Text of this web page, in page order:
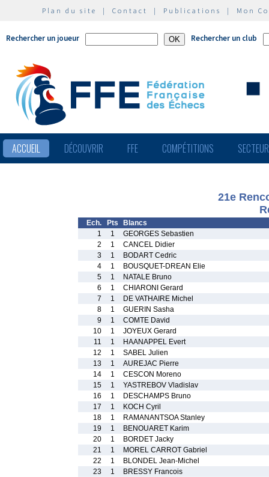
Plan du site | Contact | Publications | Mon
Rechercher un joueur Rechercher un club
ACCUEIL DÉCOUVRIR FFE COMPÉTITIONS
21e
Ech. Pts
Blancs
1
1
GEORGES Sebastien
2
1
CANCEL Didier
3
1
BODART Cedric
4
1
BOUSQUET-DREAN Elie
5
1
NATALE Bruno
6
1
CHIARONI Gerard
7
1
DE VATHAIRE Michel
8
1
GUERIN Sasha
9
1
COMTE David
10
1
JOYEUX Gerard
11
1
HAANAPPEL Evert
12
1
SABEL Julien
13
1
AUREJAC Pierre
14
1
CESCON Moreno
15
1
YASTREBOV Vladislav
16
1
DESCHAMPS Bruno
17
1
KOCH Cyril
18
1
RAMANANTSOA Stanley
19
1
BENOUARET Karim
20
1
BORDET Jacky
21
1
MOREL CARROT Gabriel
22
1
BLONDEL Jean-Michel
23
1
BRESSY Francois